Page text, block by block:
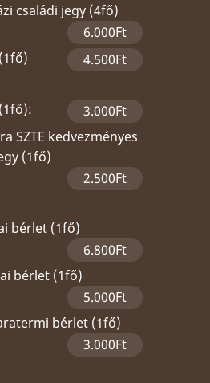
családi jegy (4fő)
6.000Ft
4.500Ft
3.000Ft
SZTE kedvezményes
(1fő)
2.500Ft
bérlet (1fő)
6.800Ft
bérlet (1fő)
5.000Ft
bérlet (1fő)
3.000Ft